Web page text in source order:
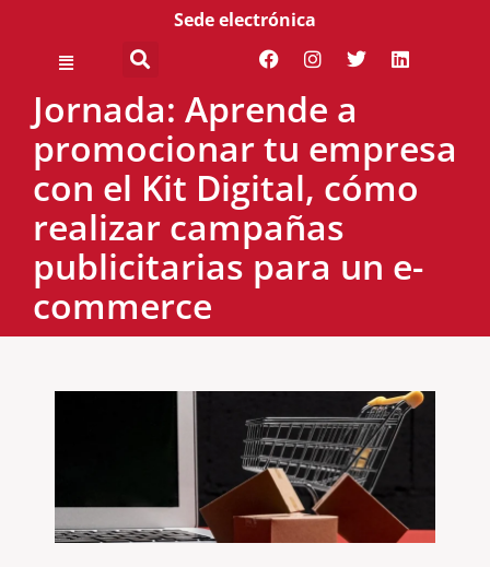
Sede electrónica
Jornada: Aprende a
promocionar tu empresa
con el Kit Digital, cómo
realizar campañas
publicitarias para un e-
commerce